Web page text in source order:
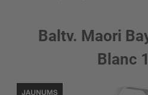
Baltv. Maori
Blanc